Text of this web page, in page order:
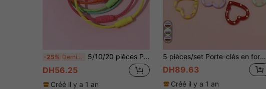
-25% Dernières 8 heures 5/10/20 pièces Porte-clés en acier inoxydable de couleurs aléatoires et créatives, porte-clés de voiture, accessoire DIY, décoration de pendentif en fil - Ajoutez une touche de couleur à vos clés !
DH56.25
Créé il y a 1 an
5 pièces/set Porte-clés en forme de cœur de couleurs aléatoires, porte-clés à ressort bicolore émaillé, carabinier convenant pour l'artisanat, la fabrication de bijoux, les accessoires de voiture pour la Saint-Valentin, les sacs, l'école, le style gothique mignon Y2K
DH89.63
Créé il y a 1 an